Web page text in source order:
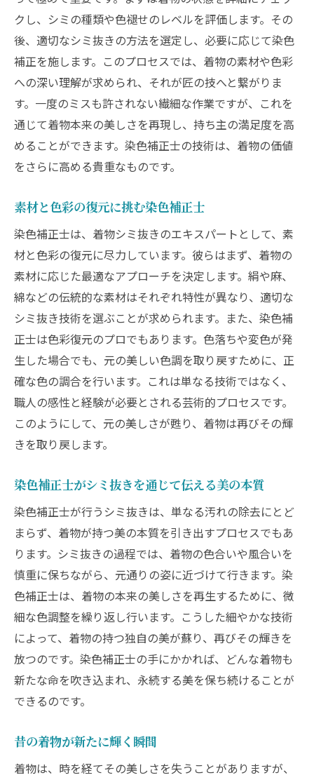
クし、シミの種類や色褪せのレベルを評価します。その
後、適切なシミ抜きの方法を選定し、必要に応じて染色
補正を施します。このプロセスでは、着物の素材や色彩
への深い理解が求められ、それが匠の技へと繋がりま
す。一度のミスも許されない繊細な作業ですが、これを
通じて着物本来の美しさを再現し、持ち主の満足度を高
めることができます。染色補正士の技術は、着物の価値
をさらに高める貴重なものです。
素材と色彩の復元に挑む染色補正士
染色補正士は、着物シミ抜きのエキスパートとして、素
材と色彩の復元に尽力しています。彼らはまず、着物の
素材に応じた最適なアプローチを決定します。絹や麻、
綿などの伝統的な素材はそれぞれ特性が異なり、適切な
シミ抜き技術を選ぶことが求められます。また、染色補
正士は色彩復元のプロでもあります。色落ちや変色が発
生した場合でも、元の美しい色調を取り戻すために、正
確な色の調合を行います。これは単なる技術ではなく、
職人の感性と経験が必要とされる芸術的プロセスです。
このようにして、元の美しさが甦り、着物は再びその輝
きを取り戻します。
染色補正士がシミ抜きを通じて伝える美の本質
染色補正士が行うシミ抜きは、単なる汚れの除去にとど
まらず、着物が持つ美の本質を引き出すプロセスでもあ
ります。シミ抜きの過程では、着物の色合いや風合いを
慎重に保ちながら、元通りの姿に近づけて行きます。染
色補正士は、着物の本来の美しさを再生するために、微
細な色調整を繰り返し行います。こうした細やかな技術
によって、着物の持つ独自の美が蘇り、再びその輝きを
放つのです。染色補正士の手にかかれば、どんな着物も
新たな命を吹き込まれ、永続する美を保ち続けることが
できるのです。
昔の着物が新たに輝く瞬間
着物は、時を経てその美しさを失うことがありますが、